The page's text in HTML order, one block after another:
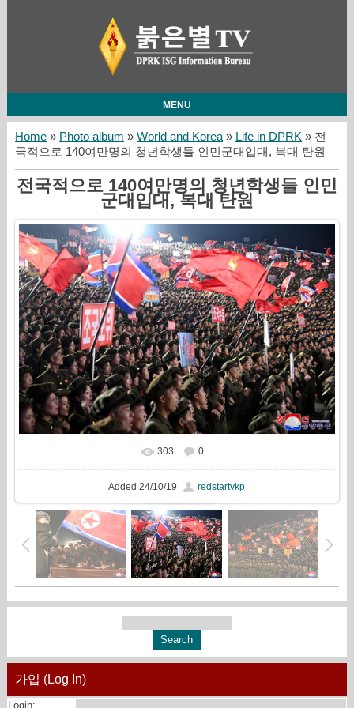
MENU
Home» Photo album » World and Korea» Life in DPRK» 전
국적으로 140여만명의 청년학생들 인민군대입대, 복대 탄원
전국적으로 140여만명의 청년학생들 인민
군대입대, 복대 탄원
In real size 1267x844
303 0
Added 24/10/19 redstartvkp
가입 (Log In)
Login: